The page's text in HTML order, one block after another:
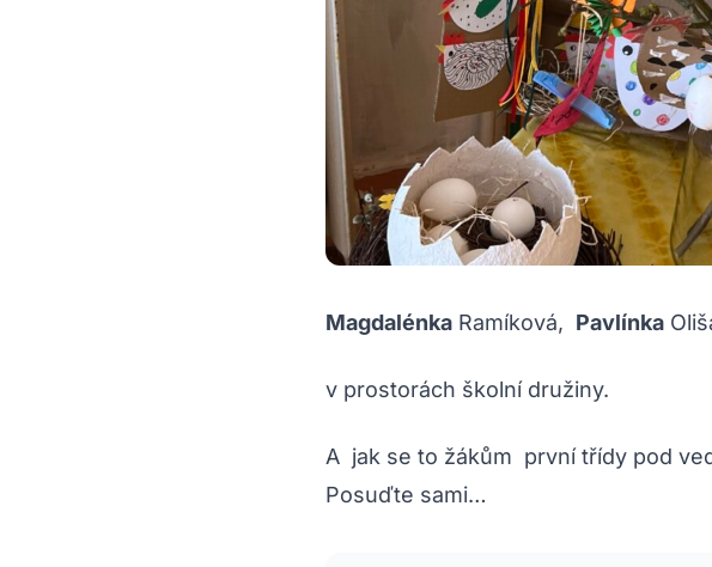
Magdalénka Ramíková, Pavlínka
v prostorách školní družiny.
A jak se to žákům první třídy pod
Posuďte sami…